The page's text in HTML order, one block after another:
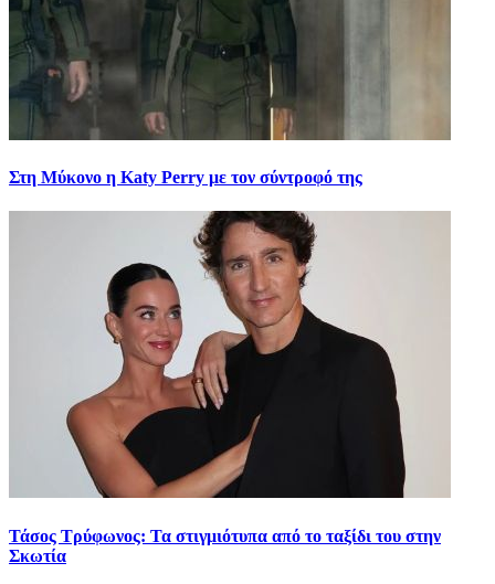
Στη Μύκονο η Katy Perry με τον σύντροφό της
Τάσος Τρύφωνος: Τα στιγμιότυπα από το ταξίδι του στην
Σκωτία